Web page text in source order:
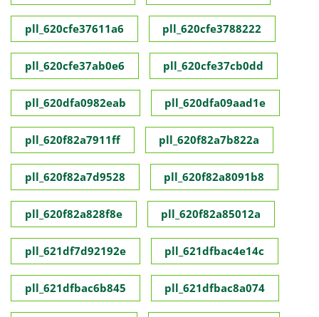
pll_620cfe37611a6 pll_620cfe3788222
pll_620cfe37ab0e6 pll_620cfe37cb0dd
pll_620dfa0982eab pll_620dfa09aad1e
pll_620f82a7911ff pll_620f82a7b822a
pll_620f82a7d9528 pll_620f82a8091b8
pll_620f82a828f8e pll_620f82a85012a
pll_621df7d92192e pll_621dfbac4e14c
pll_621dfbac6b845 pll_621dfbac8a074